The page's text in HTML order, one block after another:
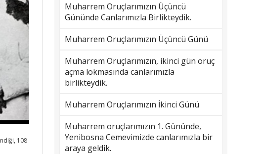
108
Muharrem Oruçlarımızın Üçüncü
Gününde Canlarımızla Birlikteydik.
Muharrem Oruçlarımızın Üçüncü Günü
Muharrem Oruçlarımızın, ikinci gün oruç
açma lokmasında canlarımızla
birlikteydik.
Muharrem Oruçlarımızın İkinci Günü
Muharrem oruçlarımızın 1. Gününde,
Yenibosna Cemevimizde canlarımızla bir
araya geldik.